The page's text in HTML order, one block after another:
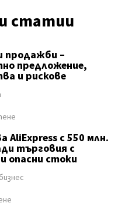
статии
продажби –
предложение,
и рискове
AliExpress с 550 млн.
търговия с
опасни стоки